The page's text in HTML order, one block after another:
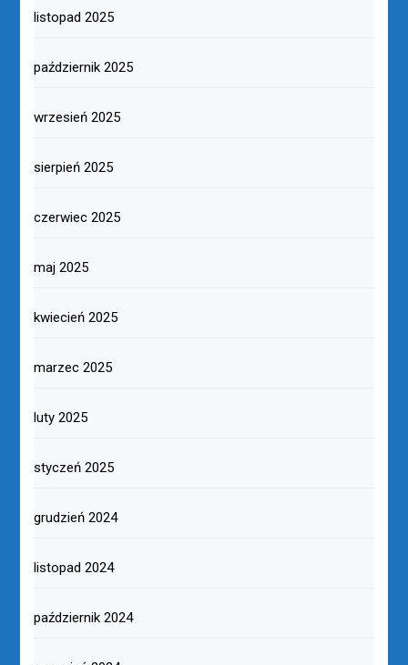
listopad 2025
październik 2025
wrzesień 2025
sierpień 2025
czerwiec 2025
maj 2025
kwiecień 2025
marzec 2025
luty 2025
styczeń 2025
grudzień 2024
listopad 2024
październik 2024